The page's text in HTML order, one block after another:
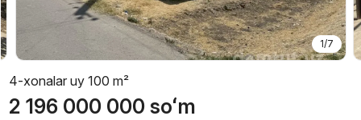
1/7
4-xonalar uy 100 m²
2 196 000 000 soʻm